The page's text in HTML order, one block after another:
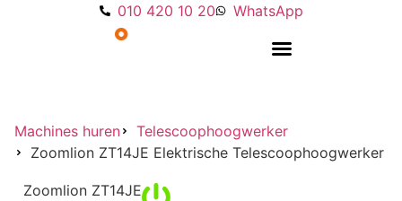
010 420 10 20 WhatsApp
Machines huren
Telescoophoogwerker
Zoomlion ZT14JE Elektrische Telescoophoogwerker
Zoomlion ZT14JE